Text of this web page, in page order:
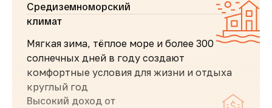
Средиземноморский
климат
Мягкая зима, тёплое море и более 300
солнечных дней в году создают
комфортные условия для жизни и отдыха
круглый год
Высокий доход от